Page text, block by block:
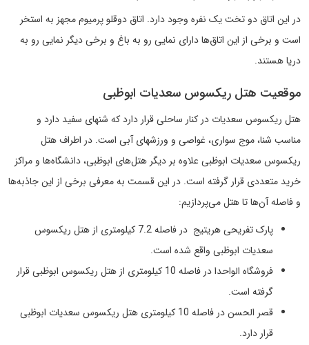
در این اتاق دو تخت یک نفره وجود دارد. اتاق دوقلو پرمیوم مجهز به استخر
است و برخی از این اتاق‌ها دارای نمایی رو به باغ و برخی دیگر نمایی رو به
دریا هستند.
موقعیت هتل ریکسوس سعدیات ابوظبی
هتل ریکسوس سعدیات در کنار ساحلی قرار دارد که شنهای سفید دارد و
مناسب شنا، موج سواری، غواصی و ورزشهای آبی است. در اطراف هتل
ریکسوس سعدیات ابوظبی علاوه بر دیگر هتل‌های ابوظبی، دانشگاه‌ها و مراکز
خرید متعددی قرار گرفته است. در این قسمت به معرفی برخی از این جاذبه‌ها
و فاصله آن‌ها تا هتل می‌پردازیم:
پارک تفریحی هریتیج در فاصله 7.2 کیلومتری از هتل ریکسوس
سعدیات ابوظبی واقع شده است.
فروشگاه الواحدا در فاصله 10 کیلومتری از هتل ریکسوس ابوظبی قرار
گرفته است.
قصر الحسن در فاصله 10 کیلومتری هتل ریکسوس سعدیات ابوظبی
قرار دارد.